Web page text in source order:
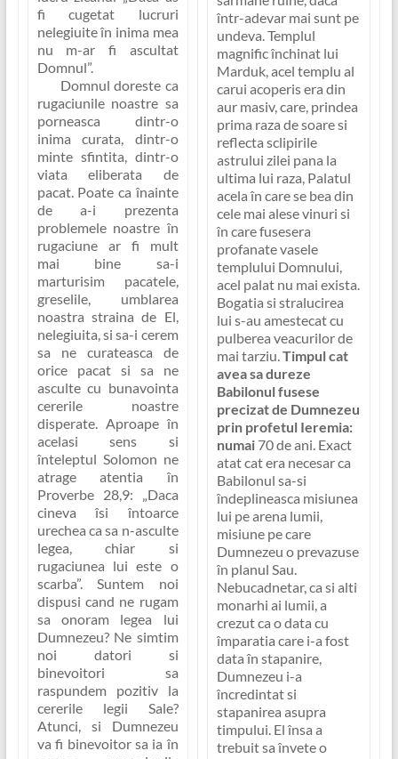
fi cugetat lucruri
nelegiuite în inima mea
nu m-ar fi ascultat
Domnul”.
Domnul doreste ca
rugaciunile noastre sa
porneasca dintr-o
inima curata, dintr-o
minte sfintita, dintr-o
viata eliberata de
pacat. Poate ca înainte
de a-i prezenta
problemele noastre în
rugaciune ar fi mult
mai bine sa-i
marturisim pacatele,
greselile, umblarea
noastra straina de El,
nelegiuita, si sa-i cerem
sa ne curateasca de
orice pacat si sa ne
asculte cu bunavointa
cererile noastre
disperate. Aproape în
acelasi sens si
înteleptul Solomon ne
atrage atentia în
Proverbe 28,9: „Daca
cineva îsi întoarce
urechea ca sa n-asculte
legea, chiar si
rugaciunea lui este o
scarba”. Suntem noi
dispusi cand ne rugam
sa onoram legea lui
Dumnezeu? Ne simtim
noi datori si
binevoitori sa
raspundem pozitiv la
cererile legii Sale?
Atunci, si Dumnezeu
va fi binevoitor sa ia în
într-adevar mai sunt pe
undeva. Templul
magnific închinat lui
Marduk, acel templu al
carui acoperis era din
aur masiv, care, prindea
prima raza de soare si
reflecta sclipirile
astrului zilei pana la
ultima lui raza, Palatul
acela în care se bea din
cele mai alese vinuri si
în care fusesera
profanate vasele
templului Domnului,
acel palat nu mai exista.
Bogatia si stralucirea
lui s-au amestecat cu
pulberea veacurilor de
mai tarziu.Timpul cat
avea sa dureze
Babilonul fusese
precizat de Dumnezeu
prin profetul Ieremia:
numai 70 de ani. Exact
atat cat era necesar ca
Babilonul sa-si
îndeplineasca misiunea
lui pe arena lumii,
misiune pe care
Dumnezeu o prevazuse
în planul Sau.
Nebucadnetar, ca si alti
monarhi ai lumii, a
crezut ca o data cu
împaratia care i-a fost
data în stapanire,
Dumnezeu i-a
încredintat si
stapanirea asupra
timpului. El însa a
trebuit sa înveteo